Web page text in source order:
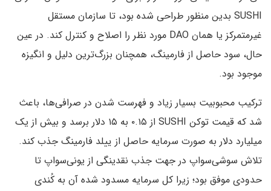
SUSHI بدین منظور طراحی شده بود، تا سازمان مستقل
غیرمتمرکز یا همان DAO مورد نظر را اصلاح و کنترل کند. در عین
حال، سود حاصل از فارمینگ، همچنان بزرگ‌ترین دلیل و انگیزه
موجود بود.
ترکیب محبوبیت بسیار زیاد و فهرست شدن در صرافی‌ها، باعث
شد که قیمت توکن SUSHI از ۰.۱۵ به ۱۵ دلار برسد و بیش از یک
میلیارد دلار به صورت سرمایه حاصل از ییلد فارمینگ جذب کند.
تلاش سوشی‌سواپ در جهت جذب نقدینگی از یونی‌سواپ تا
حدودی موفق بود؛ زیرا کل سرمایه مسدود شده آن به کُندی